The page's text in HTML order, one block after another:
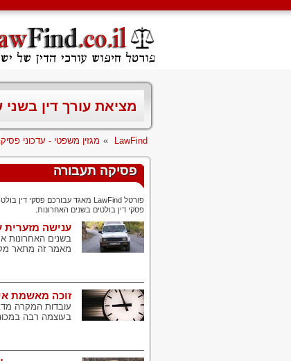
מציאת עורך דין
LawFind
» מגזין משפטי - עדכוני
פסיקה תעבורה
פורטל LawFind מאגד עבורכם פסקי דין
פסקי דין בולטים בשנים האחרונות.
ענישה מזערית
בשנים האחרונות
מאמר זה מתאר מקרה בו
זוכה מאשמת
עובדות המקרה
בעוצמה רבה